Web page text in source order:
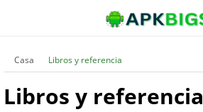
Casa Libros y referencia
Libros y referencia